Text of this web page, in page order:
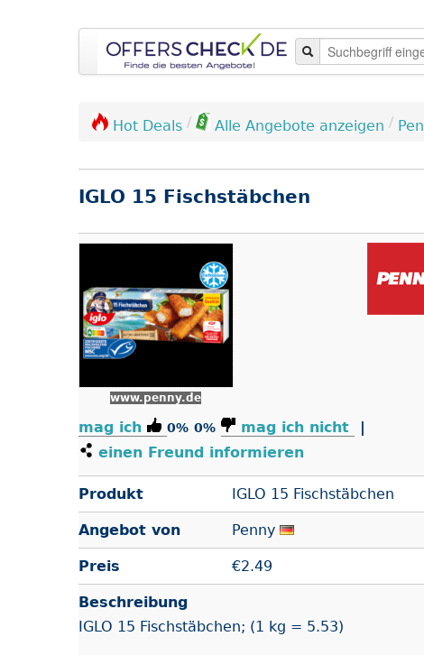
Hot Deals / Alle Angebote anzeigen /
IGLO 15 Fischstäbchen
www.penny.de
mag ich 0% 0% mag ich nicht
einen Freund informieren
Produkt IGLO 15 Fischstäbchen
Angebot von Penny
Preis €2.49
Beschreibung
IGLO 15 Fischstäbchen; (1 kg = 5.53)